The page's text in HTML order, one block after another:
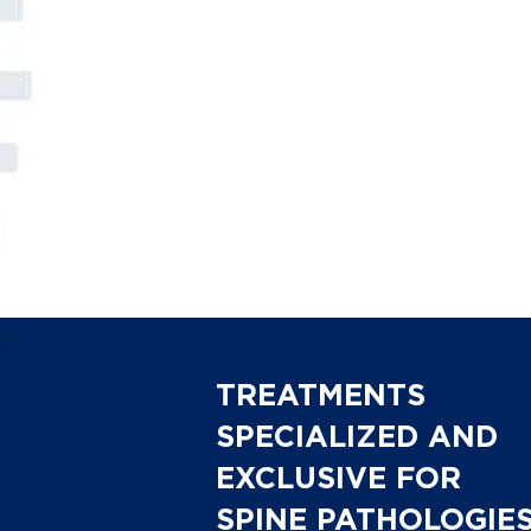
TREATMENTS
SPECIALIZED AND
EXCLUSIVE FOR
SPINE